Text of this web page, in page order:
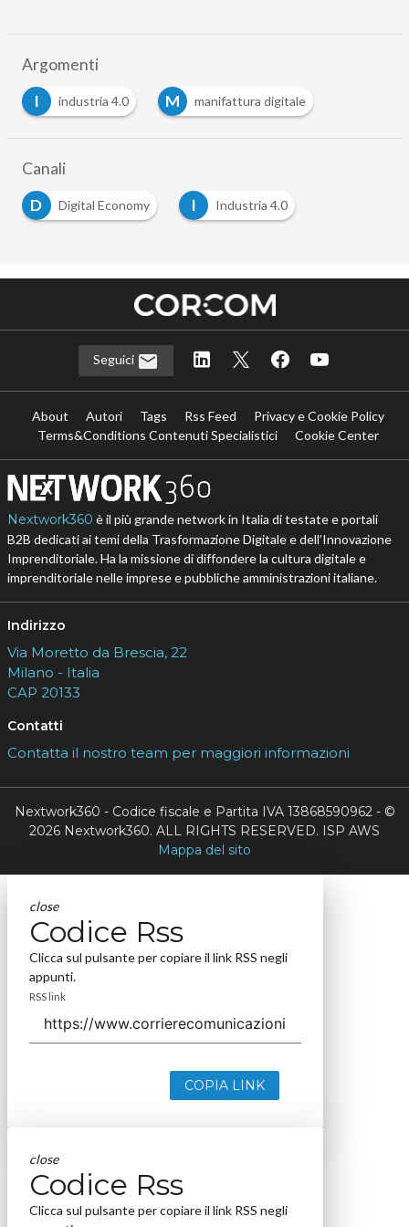
Argomenti
I
industria 4.0 M manifattura digitale
Digital Economy I Industria 4.0
Seguici
About Autori Tags Rss Feed
Privacy e Cookie Policy
Terms&Conditions Contenuti Specialistici
Cookie Center
B2B dedicati ai temi della Trasformazione Digitale e dell’Innovazione
Imprenditoriale. Ha la missione di diffondere la cultura digitale e
imprenditoriale nelle imprese e pubbliche amministrazioni italiane.
Indirizzo
Via Moretto da Brescia, 22
CAP 20133
Contatti
Contatta il nostro team per maggiori informazioni
Nextwork360 - Codice fiscale e Partita IVA 13868590962 - ©
2026 Nextwork360. ALL RIGHTS RESERVED. ISP AWS
Mappa del sito
close
Codice Rss